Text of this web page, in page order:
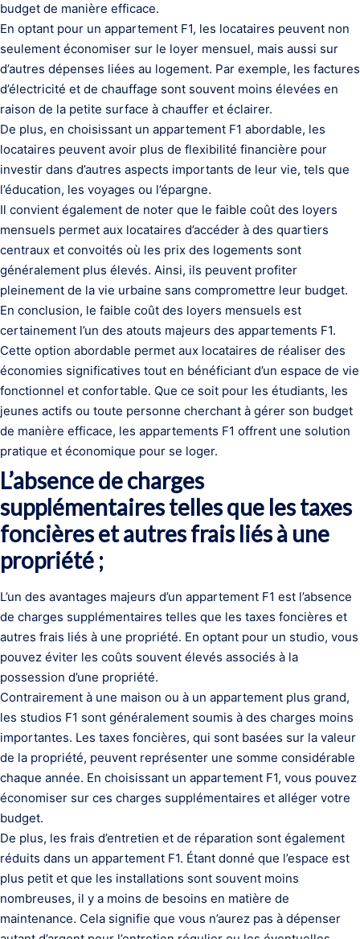
budget de manière efficace.
En optant pour un appartement F1, les locataires peuvent non
seulement économiser sur le loyer mensuel, mais aussi sur
d’autres dépenses liées au logement. Par exemple, les factures
d’électricité et de chauffage sont souvent moins élevées en
raison de la petite surface à chauffer et éclairer.
De plus, en choisissant un appartement F1 abordable, les
locataires peuvent avoir plus de flexibilité financière pour
investir dans d’autres aspects importants de leur vie, tels que
l’éducation, les voyages ou l’épargne.
Il convient également de noter que le faible coût des loyers
mensuels permet aux locataires d’accéder à des quartiers
centraux et convoités où les prix des logements sont
généralement plus élevés. Ainsi, ils peuvent profiter
pleinement de la vie urbaine sans compromettre leur budget.
En conclusion, le faible coût des loyers mensuels est
certainement l’un des atouts majeurs des appartements F1.
Cette option abordable permet aux locataires de réaliser des
économies significatives tout en bénéficiant d’un espace de vie
fonctionnel et confortable. Que ce soit pour les étudiants, les
jeunes actifs ou toute personne cherchant à gérer son budget
de manière efficace, les appartements F1 offrent une solution
pratique et économique pour se loger.
L’absence de charges
supplémentaires telles que les taxes
foncières et autres frais liés à une
propriété ;
L’un des avantages majeurs d’un appartement F1 est l’absence
de charges supplémentaires telles que les taxes foncières et
autres frais liés à une propriété. En optant pour un studio, vous
pouvez éviter les coûts souvent élevés associés à la
possession d’une propriété.
Contrairement à une maison ou à un appartement plus grand,
les studios F1 sont généralement soumis à des charges moins
importantes. Les taxes foncières, qui sont basées sur la valeur
de la propriété, peuvent représenter une somme considérable
chaque année. En choisissant un appartement F1, vous pouvez
économiser sur ces charges supplémentaires et alléger votre
budget.
De plus, les frais d’entretien et de réparation sont également
réduits dans un appartement F1. Étant donné que l’espace est
plus petit et que les installations sont souvent moins
nombreuses, il y a moins de besoins en matière de
maintenance. Cela signifie que vous n’aurez pas à dépenser